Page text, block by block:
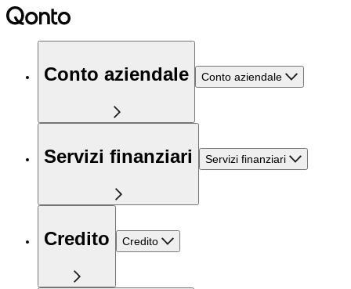
Conto aziendale Conto aziendale
Servizi finanziari Servizi finanziari
Credito Credito